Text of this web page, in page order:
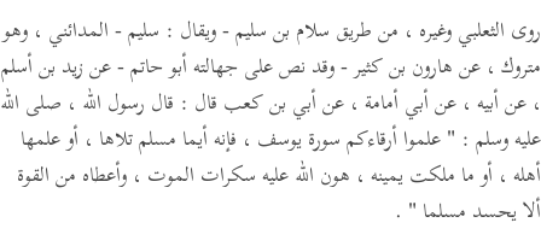
روى الثعلبي وغيره ، من طريق سلام بن سليم -ويقال : سليم - المدائني ، وهو
متروك ، عن هارون بن كثير - وقد نص على جهالته أبو حاتم - عن زيد بن أسلم
، عن أبيه ، عن أبي أمامة ، عن أبي بن كعب قال : قال رسول الله ، صلى الله
عليه وسلم : " علموا أرقاءكم سورة يوسف ، فإنه أيما مسلم تلاها ، أو علمها
أهله ، أو ما ملكت يمينه ، هون الله عليه سكرات الموت ، وأعطاه من القوة
ألا يحسد مسلما " .